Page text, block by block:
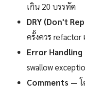
เกิน 20 บรรทัด
DRY (Don't
ครั้งควร
Error Handling
swallow
Comments — โ